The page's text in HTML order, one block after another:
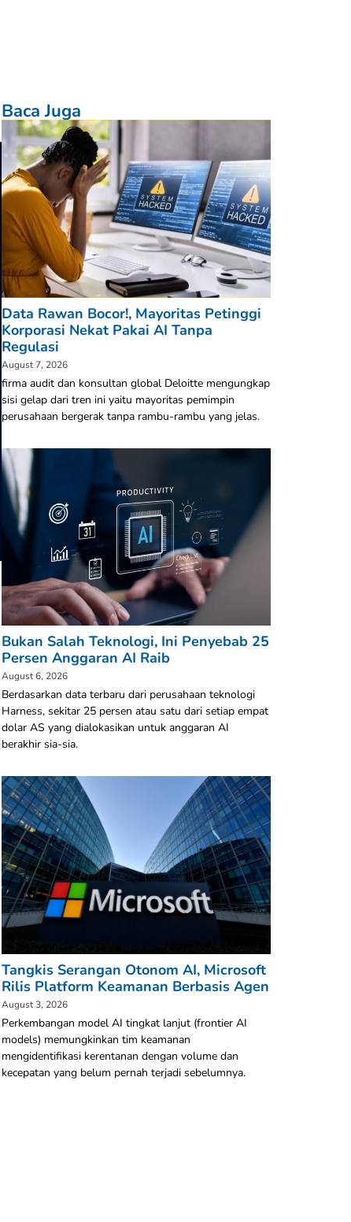
Baca Juga
Data Rawan Bocor!, Mayoritas Petinggi
Korporasi Nekat Pakai AI Tanpa
Regulasi
August 7, 2026
firma audit dan konsultan global Deloitte mengungkap
sisi gelap dari tren ini yaitu mayoritas pemimpin
perusahaan bergerak tanpa rambu-rambu yang jelas.
Bukan Salah Teknologi, Ini Penyebab 25
Persen Anggaran AI Raib
August 6, 2026
Berdasarkan data terbaru dari perusahaan teknologi
Harness, sekitar 25 persen atau satu dari setiap empat
dolar AS yang dialokasikan untuk anggaran AI
berakhir sia-sia.
Tangkis Serangan Otonom AI, Microsoft
Rilis Platform Keamanan Berbasis Agen
August 3, 2026
Perkembangan model AI tingkat lanjut (frontier AI
models) memungkinkan tim keamanan
mengidentifikasi kerentanan dengan volume dan
kecepatan yang belum pernah terjadi sebelumnya.